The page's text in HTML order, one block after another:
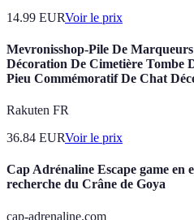
14.99 EURVoir le prix
Mevronisshop-Pile De
Décoration De Cimetière Tombe
Pieu Commémoratif De Chat
Rakuten FR
36.84 EURVoir le prix
Cap Adrénaline Escape game en
recherche du Crâne de Goya
cap-adrenaline.com